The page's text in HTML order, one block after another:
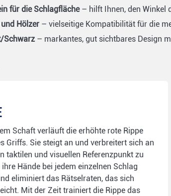
für die Schlagfläche– hilft Ihnen, den Winkel
Hölzer – vielseitige Kompatibilität für die
Schwarz – markantes, gut sichtbares Design
Schaft verläuft die erhöhte rote Rippe
Griffs. Sie steigt an und verbreitert sich an
taktilen und visuellen Referenzpunkt zu
Hände bei jedem einzelnen Schlag
eliminiert das Rätselraten, das sich
Mit der Zeit trainiert die Rippe das